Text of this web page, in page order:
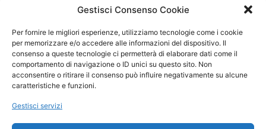
Gestisci Consenso Cookie
Per fornire le migliori esperienze, utilizziamo tecnologie come i cookie
per memorizzare e/o accedere alle informazioni del dispositivo. Il
consenso a queste tecnologie ci permetterà di elaborare dati come il
comportamento di navigazione o ID unici su questo sito. Non
acconsentire o ritirare il consenso può influire negativamente su alcune
caratteristiche e funzioni.
Gestisci servizi
ORARI
Mar–Sab
08.30–12.00 · 15.00–19.00
+39 380 240 8642 (WhatsApp)